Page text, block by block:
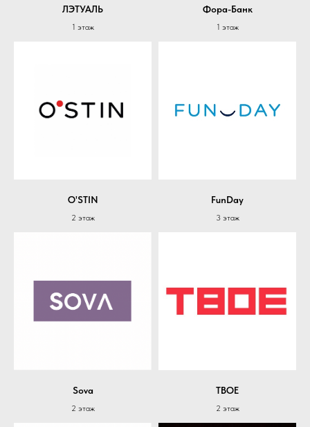
ЛЭТУАЛЬ
1 этаж
Фора-Банк
1 этаж
O'STIN
2 этаж
FunDay
3 этаж
Sova
2 этаж
ТВОЕ
2 этаж